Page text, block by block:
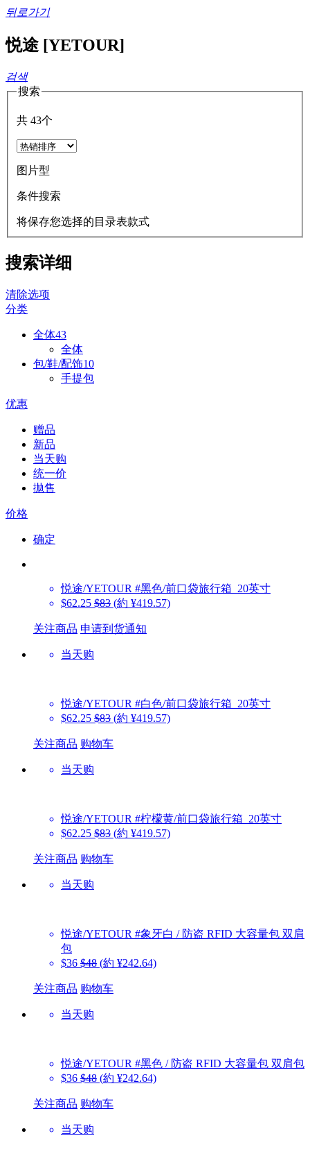
뒤로가기
悦途 [YETOUR]
검색
搜索
共 43个
图片型
条件搜索
将保存您选择的目录表款式
搜索详细
清除选项
分类
全体43
全体
包/鞋/配饰10
手提包
优惠
赠品
新品
当天购
统一价
拋售
价格
确定
悦途/YETOUR #黑色/前口袋旅行箱_20英寸
$62.25 $83 (約 ¥419.57)
关注商品 申请到货通知
当天购
悦途/YETOUR #白色/前口袋旅行箱_20英寸
$62.25 $83 (約 ¥419.57)
关注商品 购物车
当天购
悦途/YETOUR #柠檬黄/前口袋旅行箱_20英寸
$62.25 $83 (約 ¥419.57)
关注商品 购物车
当天购
悦途/YETOUR #象牙白 / 防盗 RFID 大容量包 双肩
包
$36 $48 (約 ¥242.64)
关注商品 购物车
当天购
悦途/YETOUR #黑色 / 防盗 RFID 大容量包 双肩包
$36 $48 (約 ¥242.64)
关注商品 购物车
当天购